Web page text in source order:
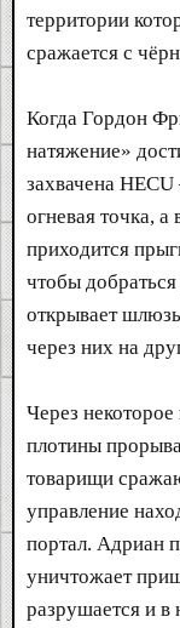
территории
сражается с
Когда Гордон
натяжение»
захвачена
огневая точка,
приходится
чтобы
открывает
через них на
Через
плотины
товарищи
управление
портал. Адриан
уничтожает
разрушается и в